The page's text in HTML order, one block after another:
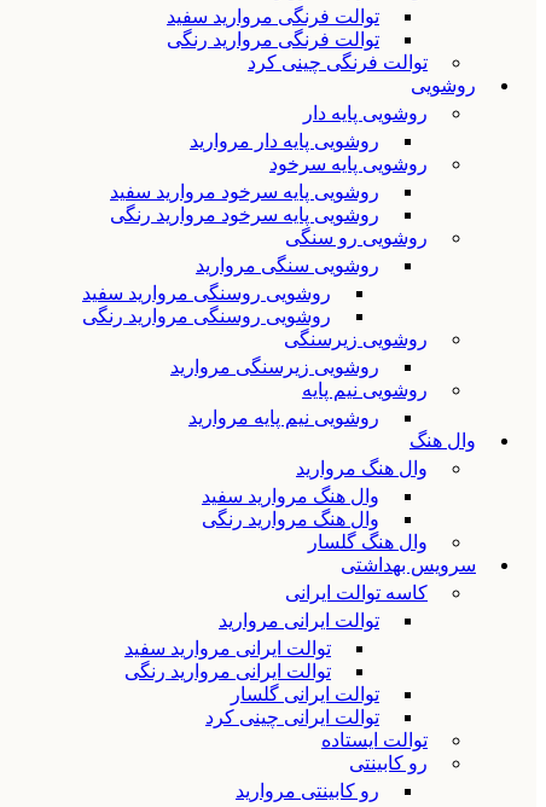
توالت فرنگی مروارید سفید
توالت فرنگی مروارید رنگی
توالت فرنگی چینی کرد
روشویی
روشویی پایه دار
روشویی پایه دار مروارید
روشویی پایه سرخود
روشویی پایه سرخود مروارید سفید
روشویی پایه سرخود مروارید رنگی
روشویی رو سنگی
روشویی سنگی مروارید
روشویی روسنگی مروارید سفید
روشویی روسنگی مروارید رنگی
روشویی زیرسنگی
روشویی زیرسنگی مروارید
روشویی نیم پایه
روشویی نیم پایه مروارید
وال هنگ
وال هنگ مروارید
وال هنگ مروارید سفید
وال هنگ مروارید رنگی
وال هنگ گلسار
سرویس بهداشتی
کاسه توالت ایرانی
توالت ایرانی مروارید
توالت ایرانی مروارید سفید
توالت ایرانی مروارید رنگی
توالت ایرانی گلسار
توالت ایرانی چینی کرد
توالت ایستاده
رو کابینتی
رو کابینتی مروارید